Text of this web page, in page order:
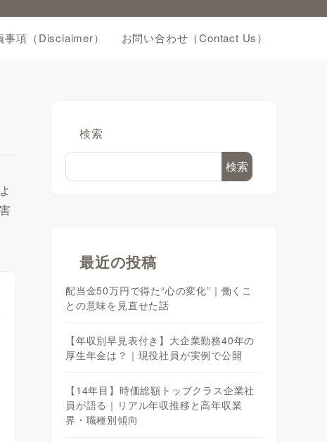
事項（Disclaimer） お問い合わせ（Contact Us）
検索
検索
最近の投稿
配当金50万円で得た“心の変化”｜働くこ
との意味を見直せた話
【年収別早見表付き】大企業勤務40年の
厚生年金は？｜現役社員が実例で公開
【14年目】時価総額トップクラス企業社
員が語る｜リアル年収推移と高年収業
界・職種別傾向